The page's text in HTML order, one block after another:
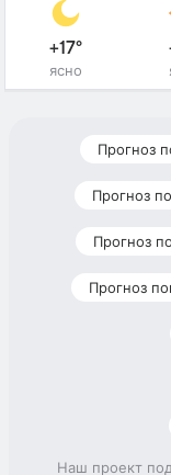
+17°
ясно
Прогноз
Прогноз
Прогноз
Прогноз
Наш проект